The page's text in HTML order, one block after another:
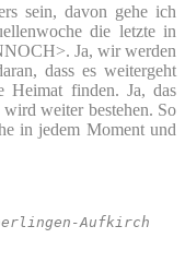
sein, davon gehe ich
die letzte in
Ja, wir werden
dass es weitergeht
Heimat finden. Ja, das
weiter bestehen. So
in jedem Moment und
Aufkirch